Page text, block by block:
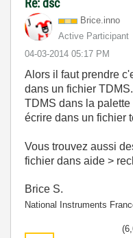
Re: dsc
Brice.inno
Active Participant
‎04-03-2014 05:17 PM
Alors il faut prendre
dans un fichier
TDMS dans la
écrire dans un fichier
Vous trouvez aussi
fichier dans aide >
Brice S.
National Instruments